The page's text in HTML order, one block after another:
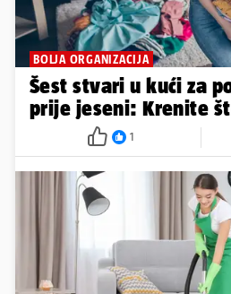
BOLJA ORGANIZACIJA
Šest stvari u kući za
prije jeseni: Krenite
1